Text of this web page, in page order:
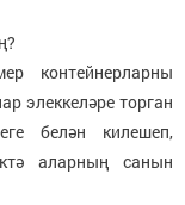
контейнерларны
элеккеләре торган
белән килешеп,
аларның санын